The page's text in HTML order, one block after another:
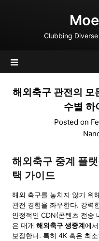
Clubbing
해외축구 관전의 모
수별 하
Posted on
해외축구 중계 플
택 가이드
해외 축구를 놓치지 않기 위
관전 경험을 좌우한다. 강력
안정적인 CDN(콘텐츠 전송
은 대개 해외축구 생중계에
보장한다. 특히 4K 혹은 최